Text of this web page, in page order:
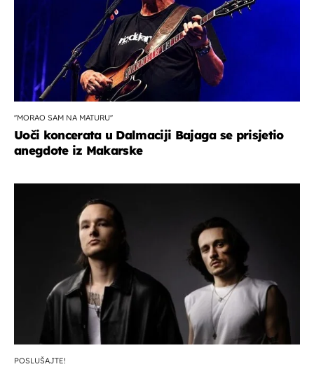
''MORAO SAM NA MATURU''
Uoči koncerata u Dalmaciji Bajaga se prisjetio
anegdote iz Makarske
POSLUŠAJTE!